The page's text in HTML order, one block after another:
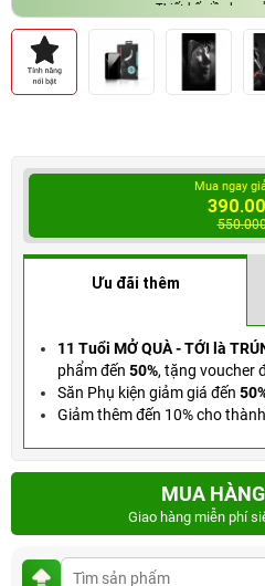
Thiết kế viền lụa
Mua ngay
Ưu đãi thêm
11 Tuổi MỞ QUÀ - TỚI là
phẩm đến 50%, tặng voucher
Săn Phụ kiện giảm giá đến
Giảm thêm đến 10% cho
MUA
Giao hàng miễn phí